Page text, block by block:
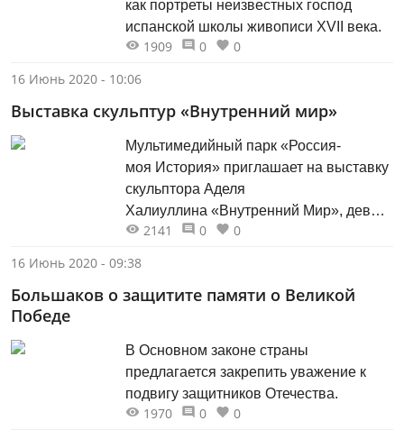
как портреты неизвестных господ
испанской школы живописи XVII века.
1909 0
0
16 Июнь 2020 - 10:06
Выставка скульптур «Внутренний мир»
Мультимедийный парк «Россия-
моя История» приглашает на выставку
скульптора Аделя
Халиуллина «Внутренний Мир», девиз
которой: «Здесь каждый увидит самого
2141 0
0
16 Июнь 2020 - 09:38
Большаков о защитите памяти о Великой
Победе
В Основном законе страны
предлагается закрепить уважение к
подвигу защитников Отечества.
1970 0 0